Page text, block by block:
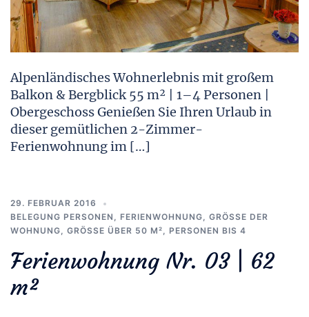
Alpenländisches Wohnerlebnis mit großem
Balkon & Bergblick 55 m² | 1–4 Personen |
Obergeschoss Genießen Sie Ihren Urlaub in
dieser gemütlichen 2-Zimmer-
Ferienwohnung im […]
29. FEBRUAR 2016
BELEGUNG PERSONEN , FERIENWOHNUNG, GRÖSSE DER W
OHNUNG
, GRÖSSE ÜBER 50 M² , PERSONEN BIS 4
Ferienwohnung Nr. 03 | 62
m²